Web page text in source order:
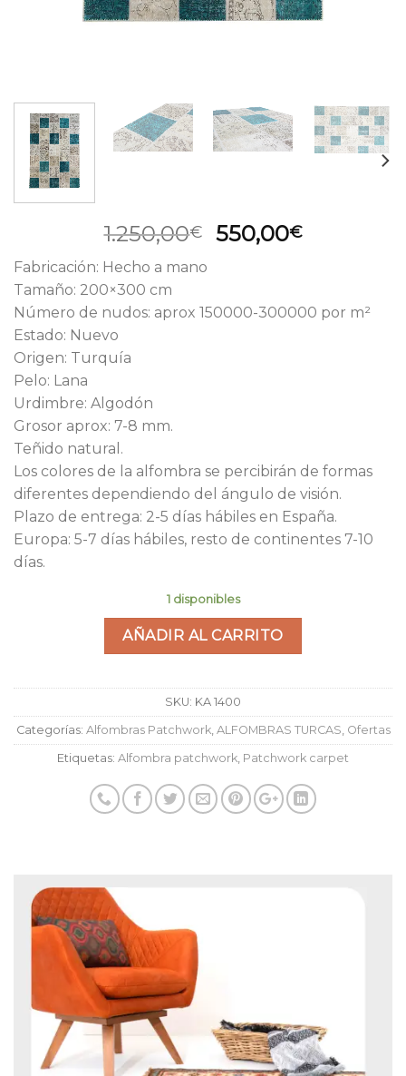
1.250,00€
El
1.250,00€.
550,00€El
550,00€.
Fabricación: Hecho a mano
Tamaño: 200×300 cm
Número de nudos: aprox 150000-300000 por m²
Estado: Nuevo
Origen: Turquía
Pelo: Lana
Urdimbre: Algodón
Grosor aprox: 7-8 mm.
Teñido natural.
Los colores de la alfombra se percibirán de formas
diferentes dependiendo del ángulo de visión.
Plazo de entrega: 2-5 días hábiles en España.
Europa: 5-7 días hábiles, resto de continentes 7-10
días.
1 disponibles
AÑADIR AL CARRITO
SKU: KA 1400
Categorías: Alfombras Patchwork, ALFOMBRAS TURCAS, Ofertas
Etiquetas: Alfombra patchwork, Patchwork carpet